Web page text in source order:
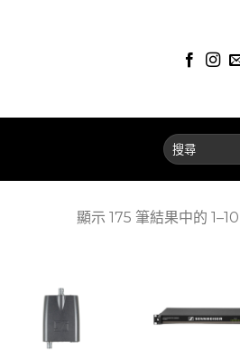
顯示 175 筆結果中的